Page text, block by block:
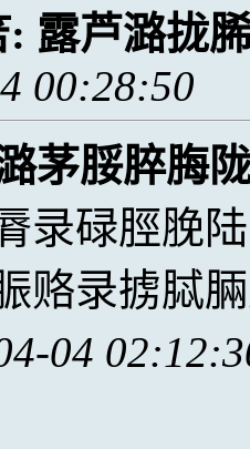
: 露芦潞拢
00:28:50
茅脮脺脢
录碌脛脕
赂录掳脦
04